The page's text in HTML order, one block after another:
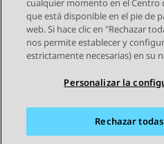
STAY CONNECTED
Mapa del sitio Condiciones
cualquier momento en el Centro
que está disponible en el pie de
web. Si hace clic en "Rechazar
nos permite establecer y
estrictamente necesarias) en su
Personalizar la
Rechazar